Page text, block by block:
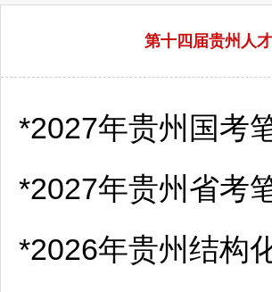
第十四届贵州人
*2027年贵州国考
*2027年贵州省考
*2026年贵州结构